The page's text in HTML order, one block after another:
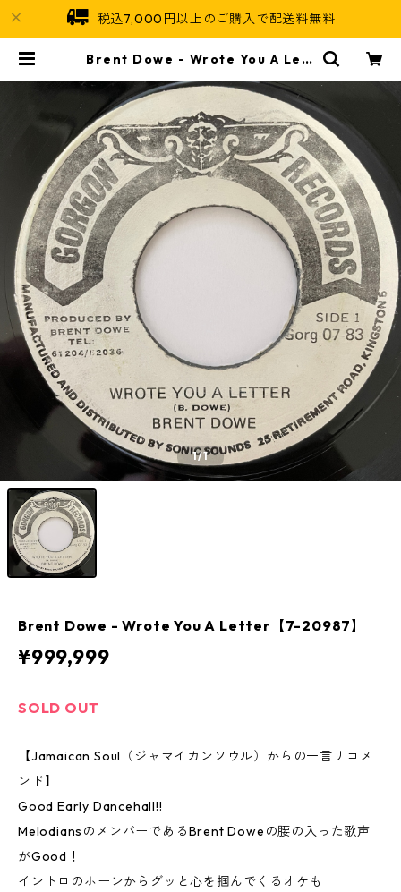
税込7,000円以上のご購入で配送料無料
Brent Dowe - Wrote You A Lett
l
1/1
Brent Dowe - Wrote You A Letter【7-20987】
¥999,999
SOLD OUT
【Jamaican Soul（ジャマイカンソウル）からの一言リコメ
ンド】
Good Early Dancehall!!
MelodiansのメンバーであるBrent Doweの腰の入った歌声
がGood！
イントロのホーンからグッと心を掴んでくるオケも